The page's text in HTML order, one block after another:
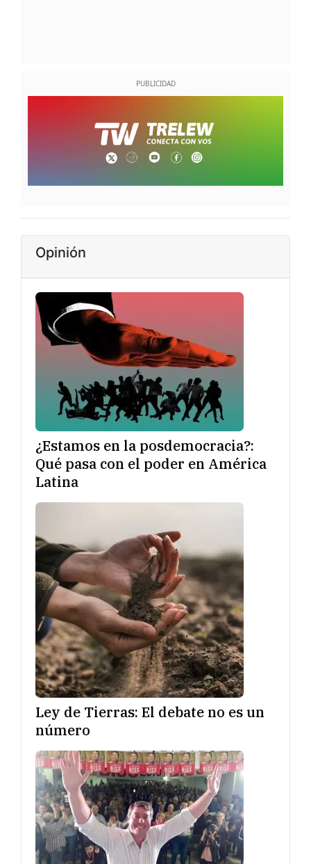
Opinión
¿Estamos en la posdemocracia?:
Qué pasa con el poder en América
Latina
Ley de Tierras: El debate no es un
número